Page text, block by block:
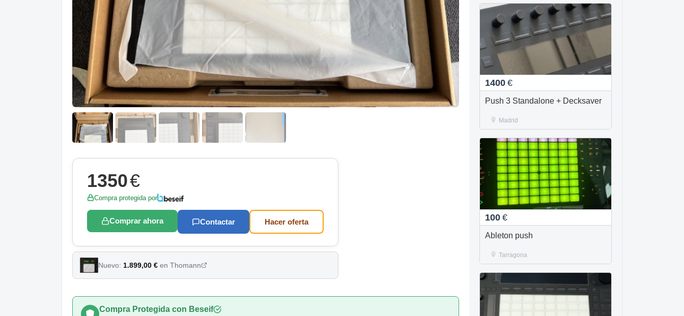
1350€
Compra protegida por
Comprar ahora Contactar Hacer oferta
Nuevo: 1.899,00 € en Thomann
Compra Protegida con Beseif
1400 €
Push 3 Standalone + Decksaver
Madrid
100 €
Ableton push
Tarragona